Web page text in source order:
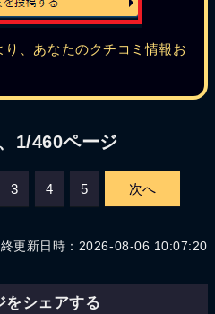
、あなたのクチコミ情報お
1/460ページ
3 4 5 次へ
更新日時：2026-08-06 10:07:20
をシェアする